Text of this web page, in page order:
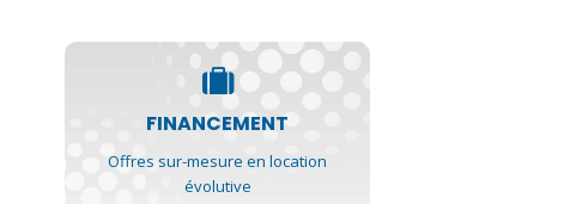
FINANCEMENT
Offres sur-mesure en location
évolutive